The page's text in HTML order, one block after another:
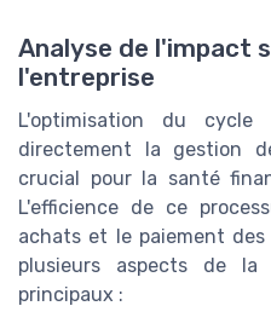
Analyse de l'impact
l'entreprise
L'optimisation du cycle
directement la gestion
crucial pour la santé
L'efficience de ce
achats et le paiement
plusieurs aspects de
principaux :